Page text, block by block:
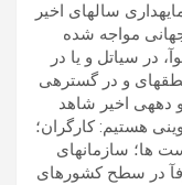
سالھای اخير
مواجه شده
در سياتل و يا در
و در گسترهی
دھهی اخير شاھد
ھستيم: کارگران؛
ھا؛ سازمانھای
در سطح کشورھای